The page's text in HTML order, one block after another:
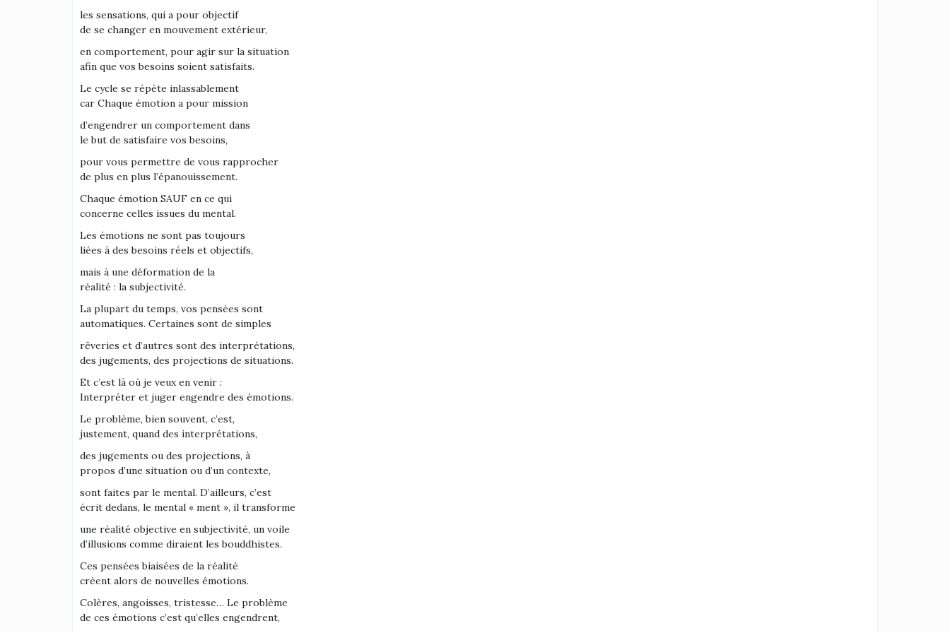
les sensations, qui a pour objectif
de se changer en mouvement extérieur,
en comportement, pour agir sur la situation
afin que vos besoins soient satisfaits.
Le cycle se répète inlassablement
car Chaque émotion a pour mission
d’engendrer un comportement dans
le but de satisfaire vos besoins,
pour vous permettre de vous rapprocher
de plus en plus l’épanouissement.
Chaque émotion SAUF en ce qui
concerne celles issues du mental.
Les émotions ne sont pas toujours
liées à des besoins réels et objectifs,
mais à une déformation de la
réalité : la subjectivité.
La plupart du temps, vos pensées sont
automatiques. Certaines sont de simples
rêveries et d’autres sont des interprétations,
des jugements, des projections de situations.
Et c’est là où je veux en venir :
Interpréter et juger engendre des émotions.
Le problème, bien souvent, c’est,
justement, quand des interprétations,
des jugements ou des projections, à
propos d’une situation ou d’un contexte,
sont faites par le mental. D’ailleurs, c’est
écrit dedans, le mental « ment », il transforme
une réalité objective en subjectivité, un voile
d’illusions comme diraient les bouddhistes.
Ces pensées biaisées de la réalité
créent alors de nouvelles émotions.
Colères, angoisses, tristesse… Le problème
de ces émotions c’est qu’elles engendrent,